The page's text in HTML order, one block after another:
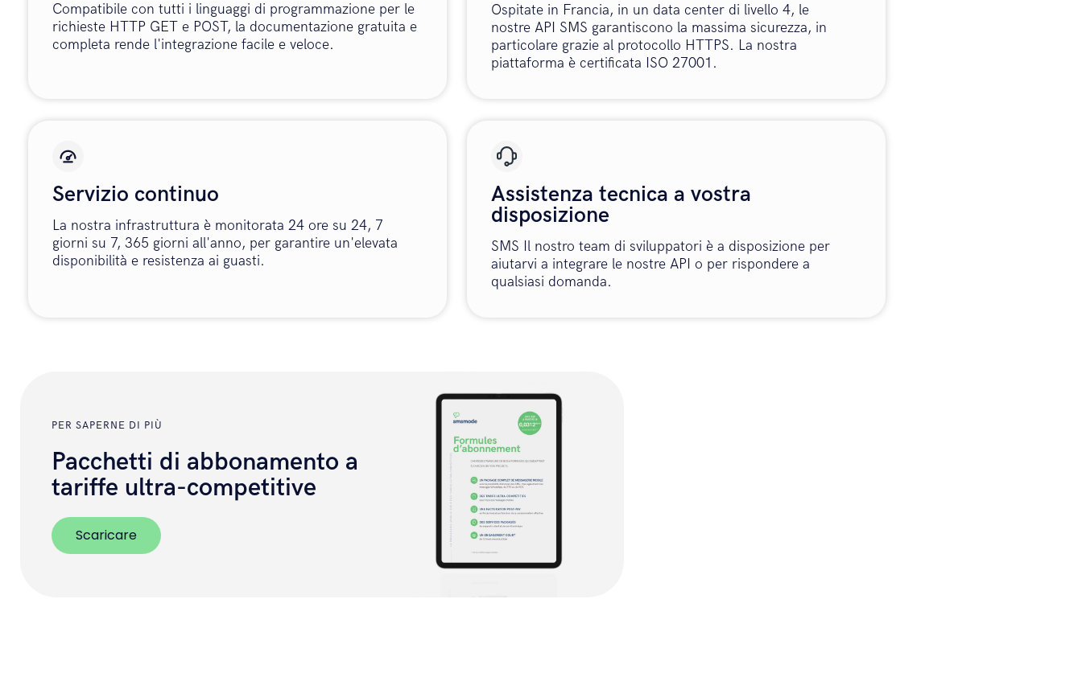
Compatibile con tutti i linguaggi di programmazione per le
richieste HTTP GET e POST, la documentazione gratuita e
completa rende l'integrazione facile e veloce.
Ospitate in Francia, in un data center di livello 4, le
nostre API SMS garantiscono la massima sicurezza, in
particolare grazie al protocollo HTTPS. La nostra
piattaforma è certificata ISO 27001.
Servizio continuo
La nostra infrastruttura è monitorata 24 ore su 24, 7
giorni su 7, 365 giorni all'anno, per garantire un'elevata
disponibilità e resistenza ai guasti.
Assistenza tecnica a vostra
disposizione
SMS Il nostro team di sviluppatori è a disposizione per
aiutarvi a integrare le nostre API o per rispondere a
qualsiasi domanda.
PER SAPERNE DI PIÙ
Pacchetti di abbonamento a
tariffe ultra-competitive
Scaricare